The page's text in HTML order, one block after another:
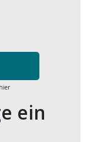
ein